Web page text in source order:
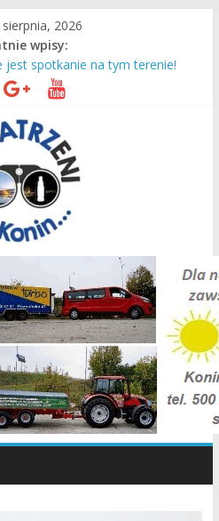
2026
wpisy:
jest spotkanie na tym terenie!
Górę
naszych ciepłowników!